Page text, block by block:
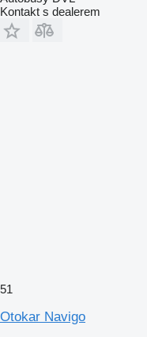
Kontakt s dealerem
51
Otokar Navigo